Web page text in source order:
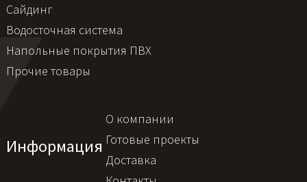
Сайдинг
Водосточная система
Напольные покрытия ПВХ
Прочие товары
Информация
О компании
Готовые проекты
Доставка